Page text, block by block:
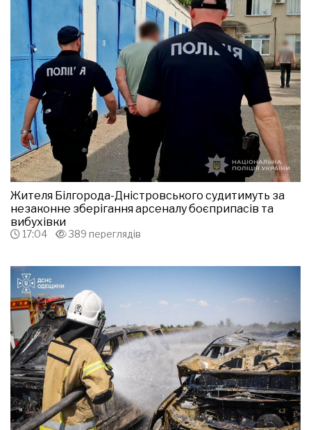
Жителя Білгорода-Дністровського судитимуть за
незаконне зберігання арсеналу боєприпасів та
вибухівки
17:04 389 переглядів